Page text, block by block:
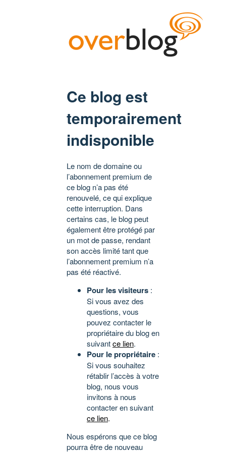
Ce blog est
temporairement
indisponible
Le nom de domaine ou
l’abonnement premium de
ce blog n’a pas été
renouvelé, ce qui explique
cette interruption. Dans
certains cas, le blog peut
également être protégé par
un mot de passe, rendant
son accès limité tant que
l’abonnement premium n’a
pas été réactivé.
Pour les visiteurs :
Si vous avez des
questions, vous
pouvez contacter le
propriétaire du blog en
suivantce lien.
Pour le propriétaire :
Si vous souhaitez
rétablir l’accès à votre
blog, nous vous
invitons à nous
contacter en suivant
ce lien.
Nous espérons que ce blog
pourra être de nouveau